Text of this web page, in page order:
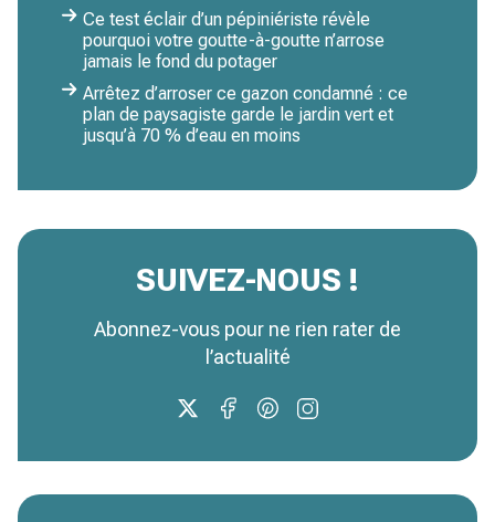
Ce test éclair d’un pépiniériste révèle
pourquoi votre goutte-à-goutte n’arrose
jamais le fond du potager
Arrêtez d’arroser ce gazon condamné : ce
plan de paysagiste garde le jardin vert et
jusqu’à 70 % d’eau en moins
SUIVEZ-NOUS !
Abonnez-vous pour ne rien rater de
l’actualité